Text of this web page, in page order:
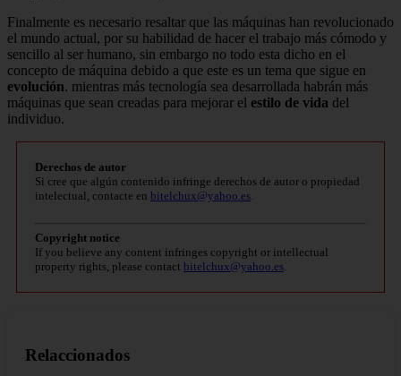
Finalmente es necesario resaltar que las máquinas han revolucionado
el mundo actual, por su habilidad de hacer el trabajo más cómodo y
sencillo al ser humano, sin embargo no todo esta dicho en el
concepto de máquina debido a que este es un tema que sigue en
evolución. mientras más tecnología sea desarrollada habrán más
máquinas que sean creadas para mejorar el estilo de vida del
individuo.
Derechos de autor
Si cree que algún contenido infringe derechos de autor o propiedad
intelectual, contacte en bitelchux@yahoo.es
Copyright notice
If you believe any content infringes copyright or intellectual
property rights, please contact bitelchux@yahoo.es
Relaccionados